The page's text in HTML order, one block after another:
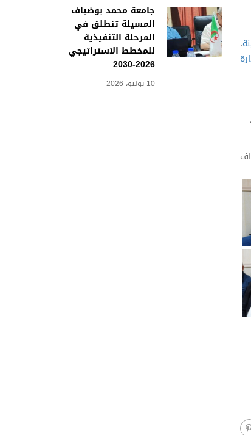
،
جامعة محمد بوضياف
المسيلة تنطلق في
المرحلة التنفيذية
للمخطط الاستراتيجي
2026-2030
10 يونيو، 2026